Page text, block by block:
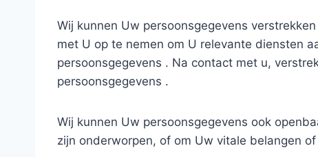
Wij kunnen Uw persoonsgegevens
met U op te nemen om U relevante diensten
persoonsgegevens . Na contact met u,
persoonsgegevens .
Wij kunnen Uw persoonsgegevens ook
zijn onderworpen, of om Uw vitale belangen